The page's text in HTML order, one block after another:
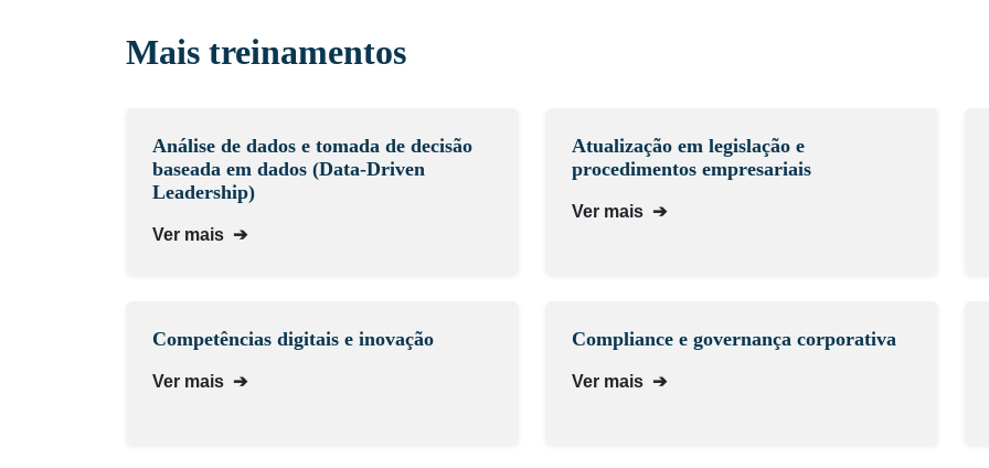
Mais treinamentos
Análise de dados e tomada de decisão
baseada em dados (Data-Driven
Leadership)
Ver mais ➔
Atualização em legislação e
procedimentos empresariais
Ver mais ➔
Competências digitais e inovação
Ver mais ➔
Compliance e governança corporativa
Ver mais ➔